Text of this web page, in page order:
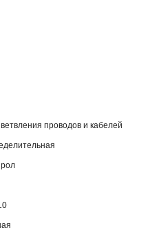
проводов и кабелей